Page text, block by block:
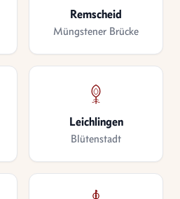
Remscheid
Müngstener Brücke
Leichlingen
Blütenstadt